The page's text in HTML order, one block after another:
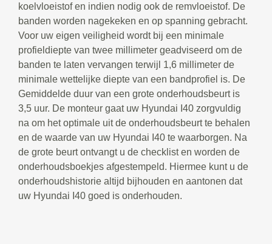
koelvloeistof en indien nodig ook de remvloeistof. De
banden worden nagekeken en op spanning gebracht.
Voor uw eigen veiligheid wordt bij een minimale
profieldiepte van twee millimeter geadviseerd om de
banden te laten vervangen terwijl 1,6 millimeter de
minimale wettelijke diepte van een bandprofiel is. De
Gemiddelde duur van een grote onderhoudsbeurt is
3,5 uur. De monteur gaat uw Hyundai I40 zorgvuldig
na om het optimale uit de onderhoudsbeurt te behalen
en de waarde van uw Hyundai I40 te waarborgen. Na
de grote beurt ontvangt u de checklist en worden de
onderhoudsboekjes afgestempeld. Hiermee kunt u de
onderhoudshistorie altijd bijhouden en aantonen dat
uw Hyundai I40 goed is onderhouden.